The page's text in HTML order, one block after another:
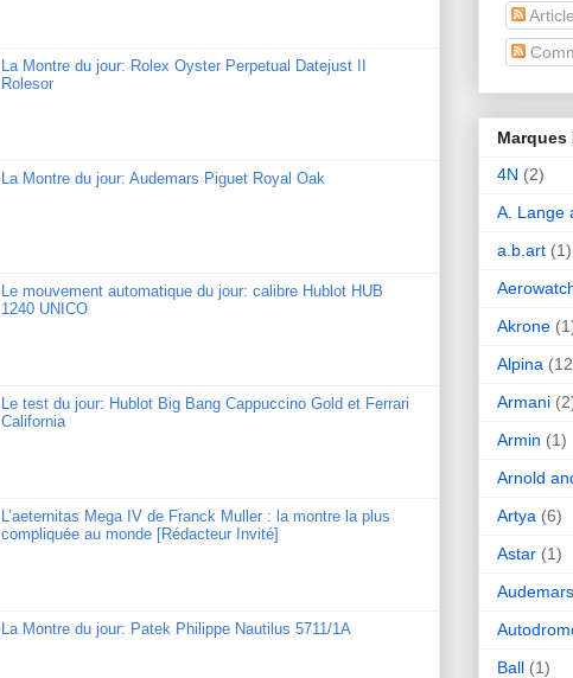
La Montre du jour: Rolex Oyster Perpetual Datejust II
Rolesor
La Montre du jour: Audemars Piguet Royal Oak
Le mouvement automatique du jour: calibre Hublot HUB
1240 UNICO
Le test du jour: Hublot Big Bang Cappuccino Gold et Ferrari
California
L’aeternitas Mega IV de Franck Muller : la montre la plus
compliquée au monde [Rédacteur Invité]
La Montre du jour: Patek Philippe Nautilus 5711/1A
Marques
4N (2)
A. Lange
a.b.art (1)
Akrone
Alpina
Armani
Armin (1)
Arnold
Artya (6)
Astar (1)
Ball (1)